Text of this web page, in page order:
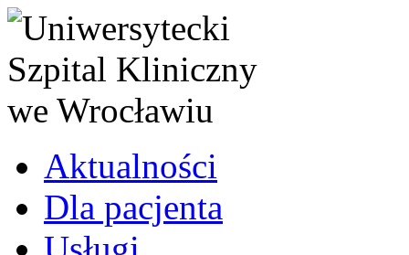
Aktualności
Dla pacjenta